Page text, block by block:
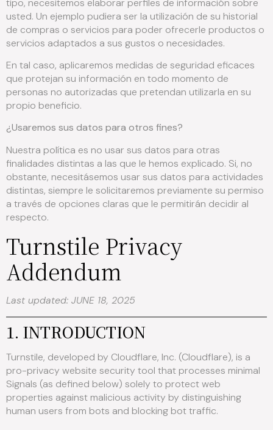
usted. Un ejemplo pudiera ser la utilización de su historial
de compras o servicios para poder ofrecerle productos o
servicios adaptados a sus gustos o necesidades.
En tal caso, aplicaremos medidas de seguridad eficaces
que protejan su información en todo momento de
personas no autorizadas que pretendan utilizarla en su
propio beneficio.
¿Usaremos sus datos para otros fines?
Nuestra política es no usar sus datos para otras
finalidades distintas a las que le hemos explicado. Si, no
obstante, necesitásemos usar sus datos para actividades
distintas, siempre le solicitaremos previamente su permiso
a través de opciones claras que le permitirán decidir al
respecto.
Turnstile Privacy
Addendum
Last updated: JUNE 18, 2025
1. INTRODUCTION
Turnstile, developed by Cloudflare, Inc. (Cloudflare), is a
pro-privacy website security tool that processes minimal
Signals (as defined below) solely to protect web
properties against malicious activity by distinguishing
human users from bots and blocking bot traffic.